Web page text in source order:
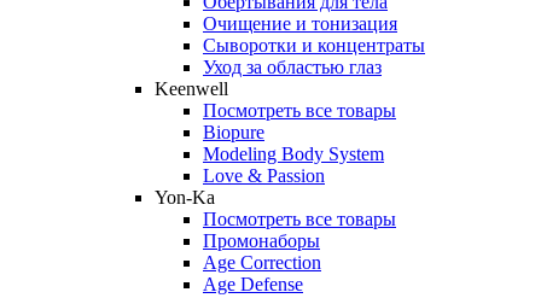
Очищение и тонизация
Сыворотки и концентраты
Уход за областью глаз
Keenwell
Посмотреть все товары
Biopure
Modeling Body System
Love & Passion
Yon-Ka
Посмотреть все товары
Промонаборы
Age Correction
Age Defense